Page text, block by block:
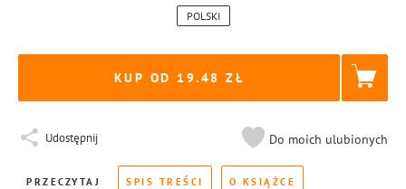
POLSKI
KUP OD 19.48
Udostępnij Do moich ulubionych
PRZECZYTAJ SPIS TREŚCI O KSIĄŻCE